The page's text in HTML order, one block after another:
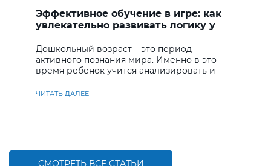
Эффективное обучение в игре: как
увлекательно развивать логику у
Дошкольный возраст – это период
активного познания мира. Именно в это
время ребенок учится анализировать и
ЧИТАТЬ ДАЛЕЕ